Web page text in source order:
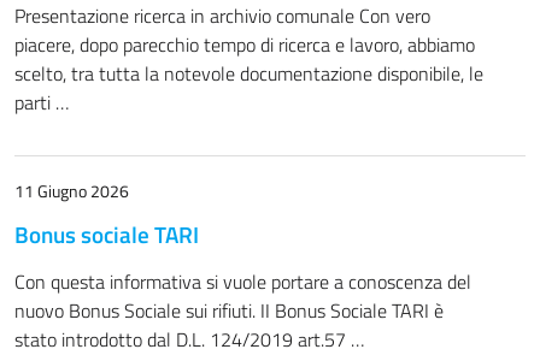
Presentazione ricerca in archivio comunale Con vero
piacere, dopo parecchio tempo di ricerca e lavoro, abbiamo
scelto, tra tutta la notevole documentazione disponibile, le
parti …
11 Giugno 2026
Bonus sociale TARI
Con questa informativa si vuole portare a conoscenza del
nuovo Bonus Sociale sui rifiuti. II Bonus Sociale TARI è
stato introdotto dal D.L. 124/2019 art.57 …